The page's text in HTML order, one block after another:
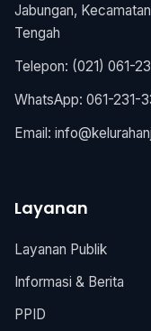
Jabungan,
Tengah
Telepon: (021) 061-
WhatsApp: 061-231-
Email:
Layanan
Layanan Publik
Informasi & Berita
PPID